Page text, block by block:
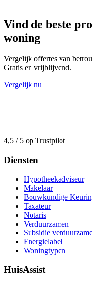
Vind de beste
woning
Vergelijk offertes van
Gratis en vrijblijvend.
Vergelijk nu
4,5 / 5 op Trustpilot
Diensten
Hypotheekadviseur
Makelaar
Bouwkundige
Taxateur
Notaris
Verduurzamen
Subsidie
Energielabel
Woningtypen
HuisAssist